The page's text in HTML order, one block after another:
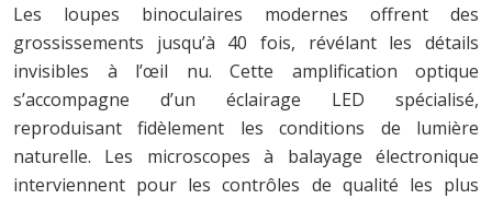
Les loupes binoculaires modernes offrent des
grossissements jusqu’à 40 fois, révélant les détails
invisibles à l’œil nu. Cette amplification optique
s’accompagne d’un éclairage LED spécialisé,
reproduisant fidèlement les conditions de lumière
naturelle. Les microscopes à balayage électronique
interviennent pour les contrôles de qualité les plus